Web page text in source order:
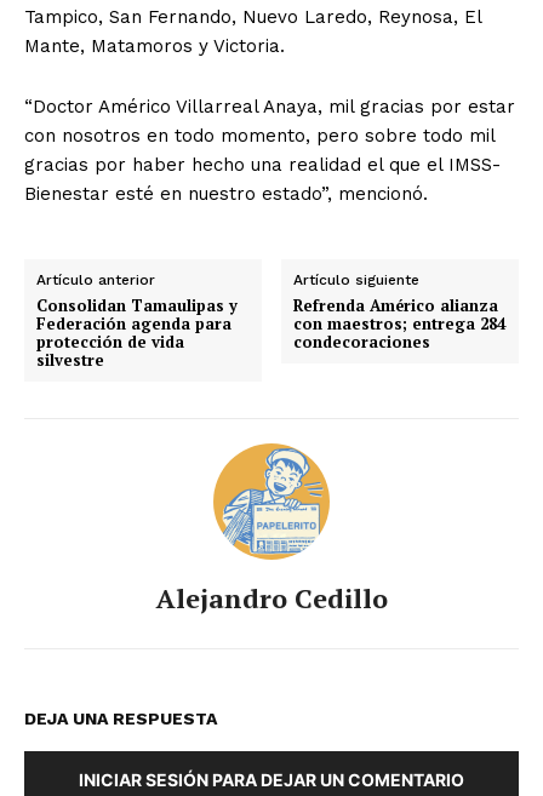
Tampico, San Fernando, Nuevo Laredo, Reynosa, El
Mante, Matamoros y Victoria.
“Doctor Américo Villarreal Anaya, mil gracias por estar
con nosotros en todo momento, pero sobre todo mil
gracias por haber hecho una realidad el que el IMSS-
Bienestar esté en nuestro estado”, mencionó.
Artículo anterior
Consolidan Tamaulipas y
Federación agenda para
protección de vida
silvestre
Artículo siguiente
Refrenda Américo alianza
con maestros; entrega 284
condecoraciones
Alejandro Cedillo
DEJA UNA RESPUESTA
INICIAR SESIÓN PARA DEJAR UN COMENTARIO